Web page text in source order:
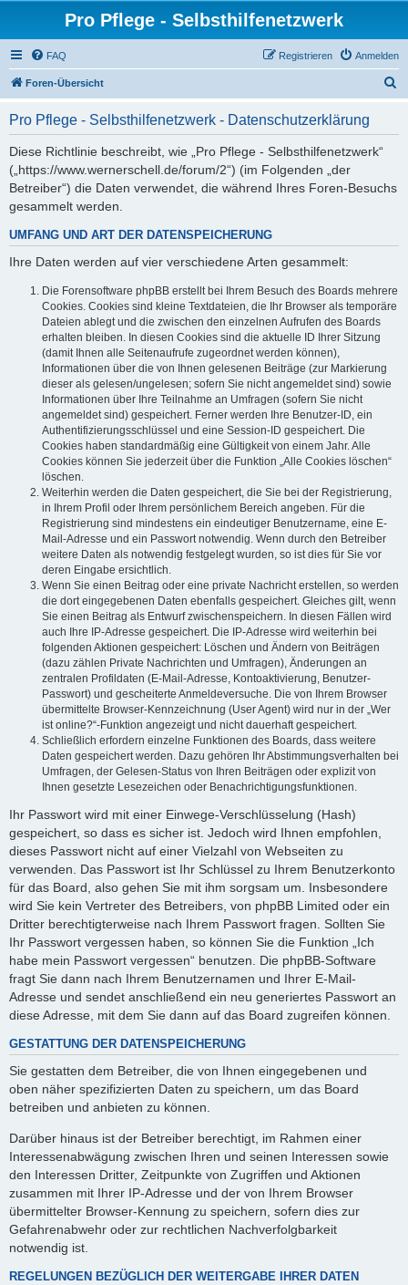
Pro Pflege - Selbsthilfenetzwerk
FAQ Anmelden
Registrieren
Foren-Übersicht
Pro Pflege - Selbsthilfenetzwerk - Datenschutzerklärung
Diese Richtlinie beschreibt, wie „Pro Pflege - Selbsthilfenetzwerk“
(„https://www.wernerschell.de/forum/2“) (im Folgenden „der
Betreiber“) die Daten verwendet, die während Ihres Foren-Besuchs
gesammelt werden.
UMFANG UND ART DER DATENSPEICHERUNG
Ihre Daten werden auf vier verschiedene Arten gesammelt:
Die Forensoftware phpBB erstellt bei Ihrem Besuch des Boards mehrere
Cookies. Cookies sind kleine Textdateien, die Ihr Browser als temporäre
Dateien ablegt und die zwischen den einzelnen Aufrufen des Boards
erhalten bleiben. In diesen Cookies sind die aktuelle ID Ihrer Sitzung
(damit Ihnen alle Seitenaufrufe zugeordnet werden können),
Informationen über die von Ihnen gelesenen Beiträge (zur Markierung
dieser als gelesen/ungelesen; sofern Sie nicht angemeldet sind) sowie
Informationen über Ihre Teilnahme an Umfragen (sofern Sie nicht
angemeldet sind) gespeichert. Ferner werden Ihre Benutzer-ID, ein
Authentifizierungsschlüssel und eine Session-ID gespeichert. Die
Cookies haben standardmäßig eine Gültigkeit von einem Jahr. Alle
Cookies können Sie jederzeit über die Funktion „Alle Cookies löschen“
löschen.
Weiterhin werden die Daten gespeichert, die Sie bei der Registrierung,
in Ihrem Profil oder Ihrem persönlichem Bereich angeben. Für die
Registrierung sind mindestens ein eindeutiger Benutzername, eine E-
Mail-Adresse und ein Passwort notwendig. Wenn durch den Betreiber
weitere Daten als notwendig festgelegt wurden, so ist dies für Sie vor
deren Eingabe ersichtlich.
Wenn Sie einen Beitrag oder eine private Nachricht erstellen, so werden
die dort eingegebenen Daten ebenfalls gespeichert. Gleiches gilt, wenn
Sie einen Beitrag als Entwurf zwischenspeichern. In diesen Fällen wird
auch Ihre IP-Adresse gespeichert. Die IP-Adresse wird weiterhin bei
folgenden Aktionen gespeichert: Löschen und Ändern von Beiträgen
(dazu zählen Private Nachrichten und Umfragen), Änderungen an
zentralen Profildaten (E-Mail-Adresse, Kontoaktivierung, Benutzer-
Passwort) und gescheiterte Anmeldeversuche. Die von Ihrem Browser
übermittelte Browser-Kennzeichnung (User Agent) wird nur in der „Wer
ist online?“-Funktion angezeigt und nicht dauerhaft gespeichert.
Schließlich erfordern einzelne Funktionen des Boards, dass weitere
Daten gespeichert werden. Dazu gehören Ihr Abstimmungsverhalten bei
Umfragen, der Gelesen-Status von Ihren Beiträgen oder explizit von
Ihnen gesetzte Lesezeichen oder Benachrichtigungsfunktionen.
Ihr Passwort wird mit einer Einwege-Verschlüsselung (Hash)
gespeichert, so dass es sicher ist. Jedoch wird Ihnen empfohlen,
dieses Passwort nicht auf einer Vielzahl von Webseiten zu
verwenden. Das Passwort ist Ihr Schlüssel zu Ihrem Benutzerkonto
für das Board, also gehen Sie mit ihm sorgsam um. Insbesondere
wird Sie kein Vertreter des Betreibers, von phpBB Limited oder ein
Dritter berechtigterweise nach Ihrem Passwort fragen. Sollten Sie
Ihr Passwort vergessen haben, so können Sie die Funktion „Ich
habe mein Passwort vergessen“ benutzen. Die phpBB-Software
fragt Sie dann nach Ihrem Benutzernamen und Ihrer E-Mail-
Adresse und sendet anschließend ein neu generiertes Passwort an
diese Adresse, mit dem Sie dann auf das Board zugreifen können.
GESTATTUNG DER DATENSPEICHERUNG
Sie gestatten dem Betreiber, die von Ihnen eingegebenen und
oben näher spezifizierten Daten zu speichern, um das Board
betreiben und anbieten zu können.
Darüber hinaus ist der Betreiber berechtigt, im Rahmen einer
Interessenabwägung zwischen Ihren und seinen Interessen sowie
den Interessen Dritter, Zeitpunkte von Zugriffen und Aktionen
zusammen mit Ihrer IP-Adresse und der von Ihrem Browser
übermittelter Browser-Kennung zu speichern, sofern dies zur
Gefahrenabwehr oder zur rechtlichen Nachverfolgbarkeit
notwendig ist.
REGELUNGEN BEZÜGLICH DER WEITERGABE IHRER DATEN